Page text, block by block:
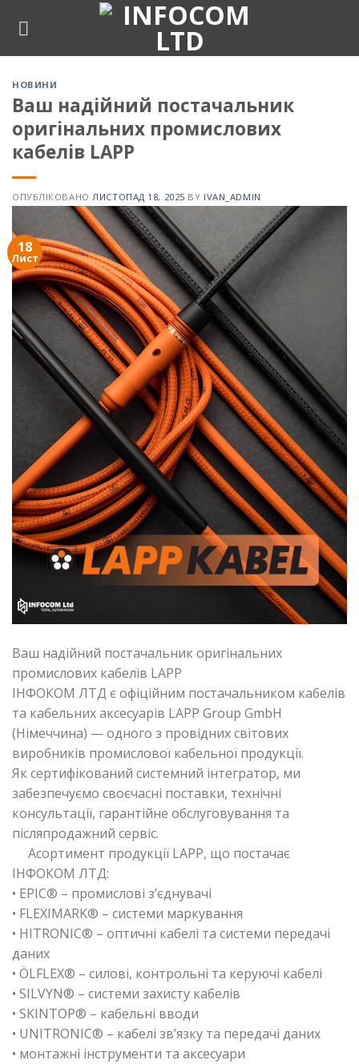
НОВИНИ
Ваш надійний постачальник
оригінальних промислових
кабелів LAPP
ОПУБЛІКОВАНО ЛИСТОПАД 18, 2025 BY IVAN_ADMIN
18
Лист
Ваш надійний постачальник оригінальних
промислових кабелів LAPP
ІНФОКОМ ЛТД є офіційним постачальником кабелів
та кабельних аксесуарів LAPP Group GmbH
(Німеччина) — одного з провідних світових
виробників промислової кабельної продукції.
Як сертифікований системний інтегратор, ми
забезпечуємо своєчасні поставки, технічні
консультації, гарантійне обслуговування та
післяпродажний сервіс.
Асортимент продукції LAPP, що постачає
ІНФОКОМ ЛТД:
• EPIC® – промислові з’єднувачі
• FLEXIMARK® – системи маркування
• HITRONIC® – оптичні кабелі та системи передачі
даних
• ÖLFLEX® – силові, контрольні та керуючі кабелі
• SILVYN® – системи захисту кабелів
• SKINTOP® – кабельні вводи
• UNITRONIC® – кабелі зв’язку та передачі даних
• монтажні інструменти та аксесуари